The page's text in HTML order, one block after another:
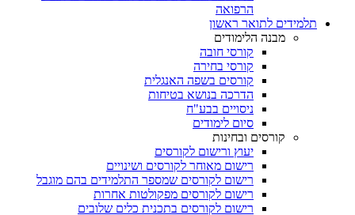
הרפואה
תלמידים לתואר ראשון
מבנה הלימודים
קורסי חובה
קורסי בחירה
קורסים בשפה האנגלית
הדרכה בנושא בטיחות
ניסויים בבע"ח
סיום לימודים
קורסים ובחינות
יעוץ ורישום לקורסים
רישום מאוחר לקורסים ושינויים
רישום לקורסים שמספר התלמידים בהם מוגבל
רישום לקורסים מפקולטות אחרות
רישום לקורסים בתכנית כלים שלובים